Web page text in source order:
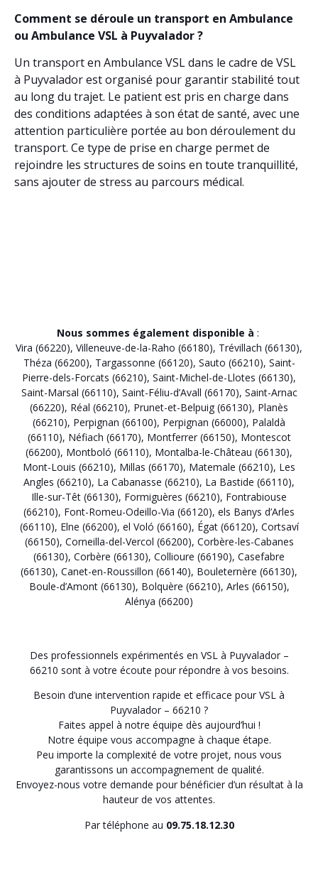
Comment se déroule un transport en Ambulance
ou Ambulance VSL à Puyvalador ?
Un transport en Ambulance VSL dans le cadre de VSL
à Puyvalador est organisé pour garantir stabilité tout
au long du trajet. Le patient est pris en charge dans
des conditions adaptées à son état de santé, avec une
attention particulière portée au bon déroulement du
transport. Ce type de prise en charge permet de
rejoindre les structures de soins en toute tranquillité,
sans ajouter de stress au parcours médical.
Nous sommes également disponible à :
Vira (66220), Villeneuve-de-la-Raho (66180), Trévillach (66130),
Théza (66200), Targassonne (66120), Sauto (66210), Saint-
Pierre-dels-Forcats (66210), Saint-Michel-de-Llotes (66130),
Saint-Marsal (66110), Saint-Féliu-d’Avall (66170), Saint-Arnac
(66220), Réal (66210), Prunet-et-Belpuig (66130), Planès
(66210), Perpignan (66100), Perpignan (66000), Palaldà
(66110), Néfiach (66170), Montferrer (66150), Montescot
(66200), Montboló (66110), Montalba-le-Château (66130),
Mont-Louis (66210), Millas (66170), Matemale (66210), Les
Angles (66210), La Cabanasse (66210), La Bastide (66110),
Ille-sur-Têt (66130), Formiguères (66210), Fontrabiouse
(66210), Font-Romeu-Odeillo-Via (66120), els Banys d’Arles
(66110), Elne (66200), el Voló (66160), Égat (66120), Cortsaví
(66150), Corneilla-del-Vercol (66200), Corbère-les-Cabanes
(66130), Corbère (66130), Collioure (66190), Casefabre
(66130), Canet-en-Roussillon (66140), Bouleternère (66130),
Boule-d’Amont (66130), Bolquère (66210), Arles (66150),
Alénya (66200)
Des professionnels expérimentés en VSL à Puyvalador –
66210 sont à votre écoute pour répondre à vos besoins.
Besoin d’une intervention rapide et efficace pour VSL à
Puyvalador – 66210 ?
Faites appel à notre équipe dès aujourd’hui !
Notre équipe vous accompagne à chaque étape.
Peu importe la complexité de votre projet, nous vous
garantissons un accompagnement de qualité.
Envoyez-nous votre demande pour bénéficier d’un résultat à la
hauteur de vos attentes.
Par téléphone au 09.75.18.12.30